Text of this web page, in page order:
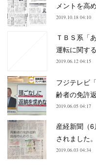
メントを高
2019.10.18 04:10
ＴＢＳ系「
運転に関す
2019.06.12 04:15
フジテレビ
齢者の免許
2019.06.05 04:17
産経新聞（
されました。
2019.06.03 04:34